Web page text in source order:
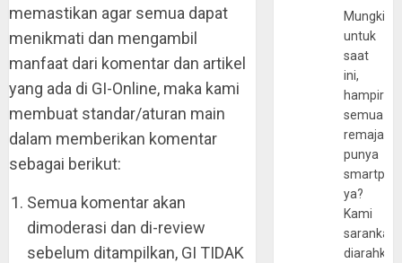
memastikan agar semua dapat
menikmati dan mengambil
manfaat dari komentar dan artikel
yang ada di GI-Online, maka kami
membuat standar/aturan main
dalam memberikan komentar
sebagai berikut:
Semua komentar akan
dimoderasi dan di-review
sebelum ditampilkan, GI TIDAK
Mungkin
untuk
saat
ini,
hampir
semua
remaja
punya
ya?
Kami
sarankan,
diarahkan